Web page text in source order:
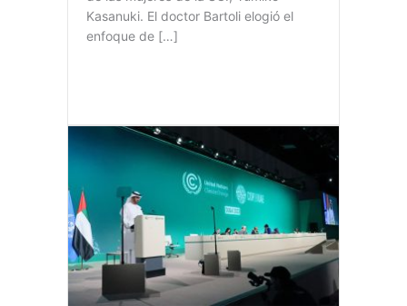
Kasanuki. El doctor Bartoli elogió el
enfoque de […]